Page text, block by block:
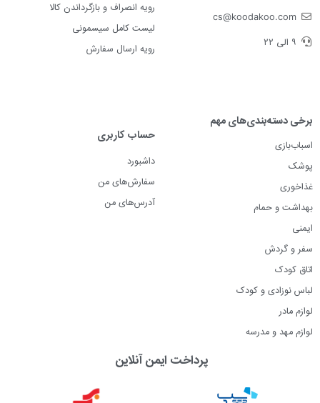
cs@koodakoo.com
۹ الی ۲۲
رویه انصراف و بازگرداندن کالا
لیست کامل سیسمونی
رویه ارسال سفارش
برخی دسته‌بندی‌های مهم
اسباب‌بازی
پوشک
غذاخوری
بهداشت و حمام
ایمنی
سفر و گردش
اتاق کودک
لباس نوزادی و کودک
لوازم مادر
لوازم مهد و مدرسه
حساب کاربری
داشبورد
سفارش‌های من
آدرس‌های من
پرداخت ایمن آنلاین